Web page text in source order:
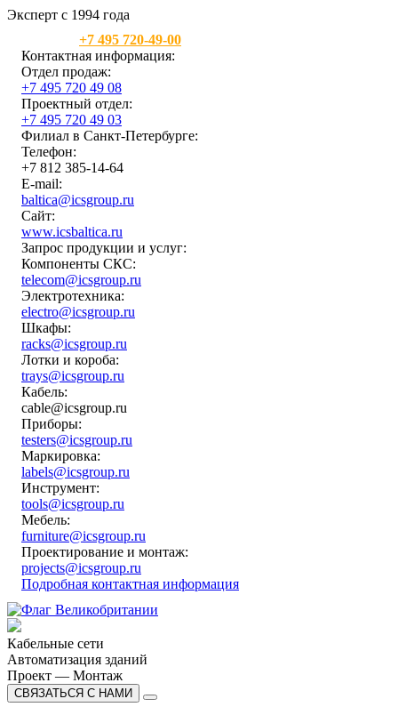
Эксперт с 1994 года
+7 495 720-49-00
Контактная информация:
Отдел продаж:
+7 495 720 49 08
Проектный отдел:
+7 495 720 49 03
Филиал в Санкт-Петербурге:
Телефон:
+7 812 385-14-64
E-mail:
baltica@icsgroup.ru
Сайт:
www.icsbaltica.ru
Запрос продукции и услуг:
Компоненты СКС:
telecom@icsgroup.ru
Электротехника:
electro@icsgroup.ru
Шкафы:
racks@icsgroup.ru
Лотки и короба:
trays@icsgroup.ru
Кабель:
cable@icsgroup.ru
Приборы:
testers@icsgroup.ru
Маркировка:
labels@icsgroup.ru
Инструмент:
tools@icsgroup.ru
Мебель:
furniture@icsgroup.ru
Проектирование и монтаж:
projects@icsgroup.ru
Подробная контактная информация
Кабельные сети
Автоматизация зданий
Проект — Монтаж
СВЯЗАТЬСЯ С НАМИ